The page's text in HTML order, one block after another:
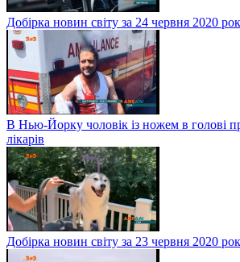
Добірка новин світу за 24 червня 2020
В Нью-Йорку чоловік із ножем в голові
лікарів
Добірка новин світу за 23 червня 2020